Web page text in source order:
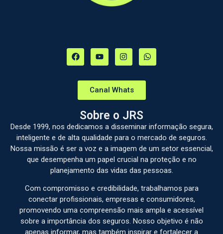
Canal Whats
Sobre o JRS
Desde 1999, nos dedicamos a disseminar informação segura,
inteligente e de alta qualidade para o mercado de seguros.
Nossa missão é ser a voz e a imagem de um setor essencial,
que desempenha um papel crucial na proteção e no
planejamento das vidas das pessoas.
Com compromisso e credibilidade, trabalhamos para
conectar profissionais, empresas e consumidores,
promovendo uma compreensão mais ampla e acessível
sobre a importância dos seguros. Nosso objetivo é não
apenas informar, mas também inspirar e fortalecer a